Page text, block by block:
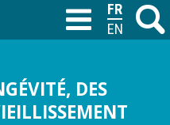
M
DES
T
FRANÇAIS
ENGLISH